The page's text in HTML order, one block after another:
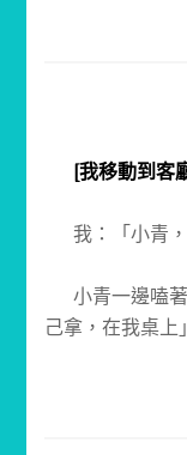
[我移動到客
我：「小青，
小青一邊嗑著
己拿，在我桌上」